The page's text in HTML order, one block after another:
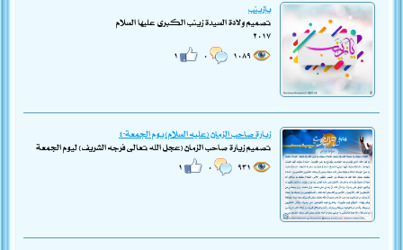
يازينب
تصميم ولادة السيدة زينب الكبرى عليها السلام
٢٠١٧
زيارة صاحب الزمان (عليه السلام) يوم الجمعة-٤
تصميم زيارة صاحب الزمان (عجل الله تعالى فرجه الشريف) ليوم الجمعة